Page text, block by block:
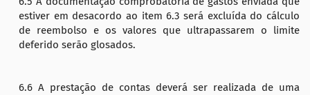
estiver em desacordo ao item 6.3 será excluída do cálculo
de reembolso e os valores que ultrapassarem o limite
deferido serão glosados.
6.6 A prestação de contas deverá ser realizada de uma